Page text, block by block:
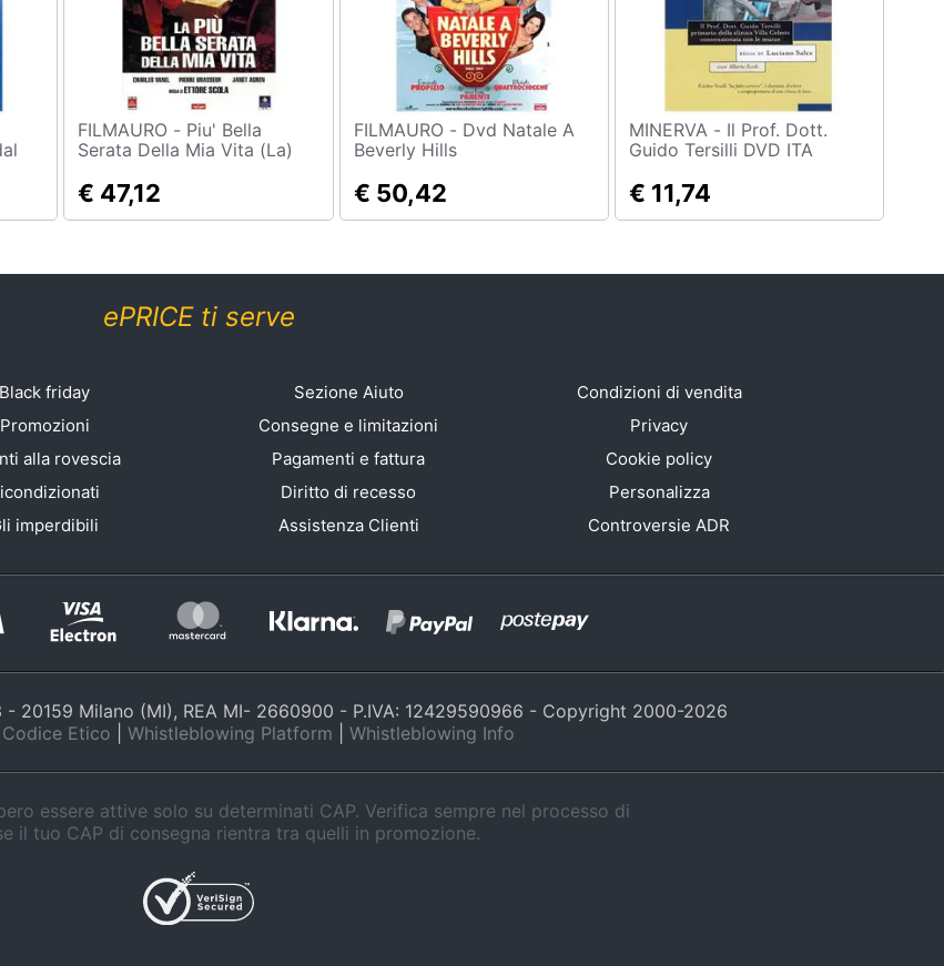
FILMAURO - Piu' Bella
Serata Della Mia Vita (La)
€ 47,12
FILMAURO - Dvd Natale A
Beverly Hills
€ 50,42
MINERVA - Il Prof. Dott.
Guido Tersilli DVD ITA
€ 11,74
ePRICE ti serve
Black friday
Promozioni
alla rovescia
imperdibili
Sezione Aiuto
Consegne e limitazioni
Pagamenti e fattura
Diritto di recesso
Assistenza Clienti
Condizioni di vendita
Privacy
Cookie policy
Personalizza
Controversie ADR
- 20159 Milano (MI), REA MI- 2660900 - P.IVA: 12429590966 - Copyright 2000-2026
Codice Etico Whistleblowing Platform Whistleblowing Info
essere attive solo su determinati CAP. Verifica sempre nel processo di
il tuo CAP di consegna rientra tra quelli in promozione.